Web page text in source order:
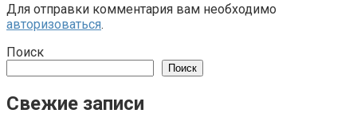
Для отправки комментария вам необходимо
авторизоваться.
Поиск
Поиск
Свежие записи